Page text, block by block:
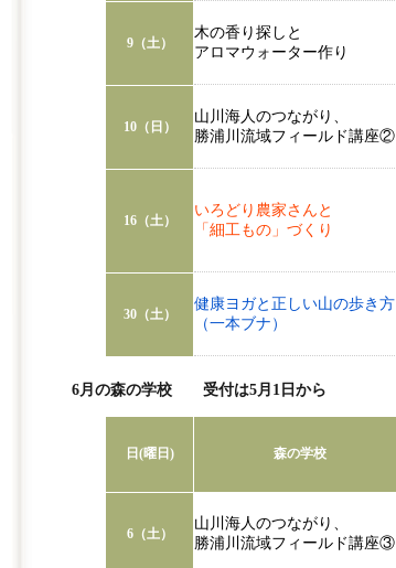
9（土）
木の香り探しと
アロマウォーター作り
10（日）
山川海人のつながり、
勝浦川流域フィールド講座②
16（土）
いろどり農家さんと
「細工もの」づくり
30（土）
健康ヨガと正しい山の歩き方
（一本ブナ）
6月の森の学校 受付は5月1日から
日(曜日) 森の学校
6（土）
山川海人のつながり、
勝浦川流域フィールド講座③